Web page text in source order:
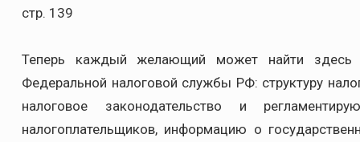
стр. 139
Теперь каждый желающий может найти здесь
Федеральной налоговой службы РФ: структуру
налоговое законодательство и
налогоплательщиков, информацию о